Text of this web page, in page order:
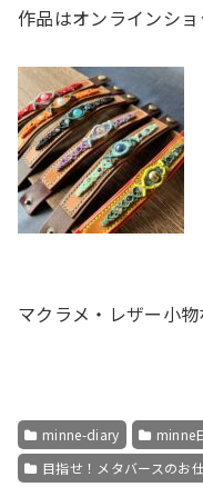
作品はオンラインショ
マクラメ・レザー小物
minne-diary minne
目指せ！メタバースのお